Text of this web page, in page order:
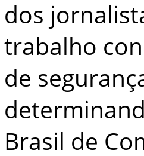
dos
trabalho
de
Brasil de